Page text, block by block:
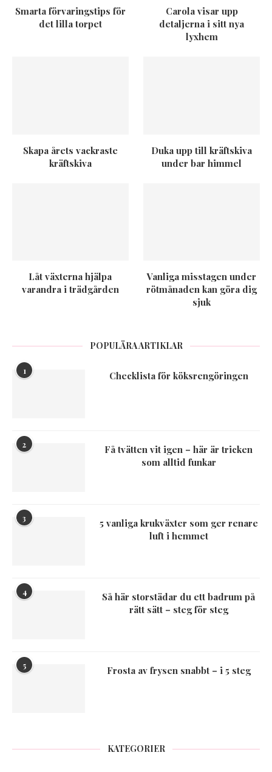
Smarta förvaringstips för
det lilla torpet
Carola visar upp
detaljerna i sitt nya
lyxhem
Skapa årets vackraste
kräftskiva
Duka upp till kräftskiva
under bar himmel
Låt växterna hjälpa
varandra i trädgården
Vanliga misstagen under
rötmånaden kan göra dig
sjuk
POPULÄRA ARTIKLAR
1 Checklista för köksrengöringen
2
Få tvätten vit igen – här är tricken
som alltid funkar
3
5 vanliga krukväxter som ger renare
luft i hemmet
4
Så här storstädar du ett badrum på
rätt sätt – steg för steg
5 Frosta av frysen snabbt – i 5 steg
KATEGORIER